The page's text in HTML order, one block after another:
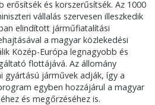
és korszerűsítsék. Az 1000
vállalás szervesen illeszkedik
elindított járműfiatalítási
a magyar közlekedési
Közép-Európa legnagyobb és
flottájává. Az állomány
gyártású járművek adják, így a
egyben hozzájárul a magyar
és megőrzéséhez is.